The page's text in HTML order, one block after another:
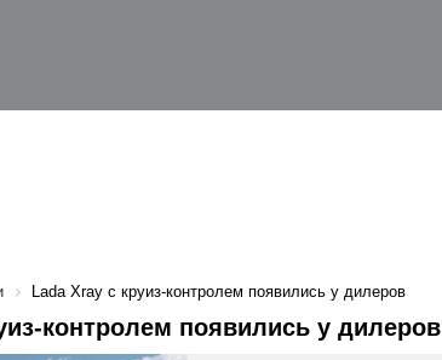
Lada Xray с круиз-контролем появились у дилеров
контролем появились у дилеров